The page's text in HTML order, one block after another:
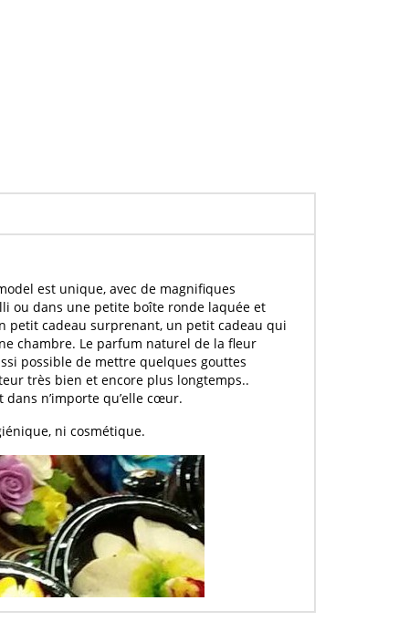
est unique, avec de magnifiques
ou dans une petite boîte ronde laquée et
petit cadeau surprenant, un petit cadeau qui
chambre. Le parfum naturel de la fleur
possible de mettre quelques gouttes
très bien et encore plus longtemps..
n’importe qu’elle cœur.
ni cosmétique.